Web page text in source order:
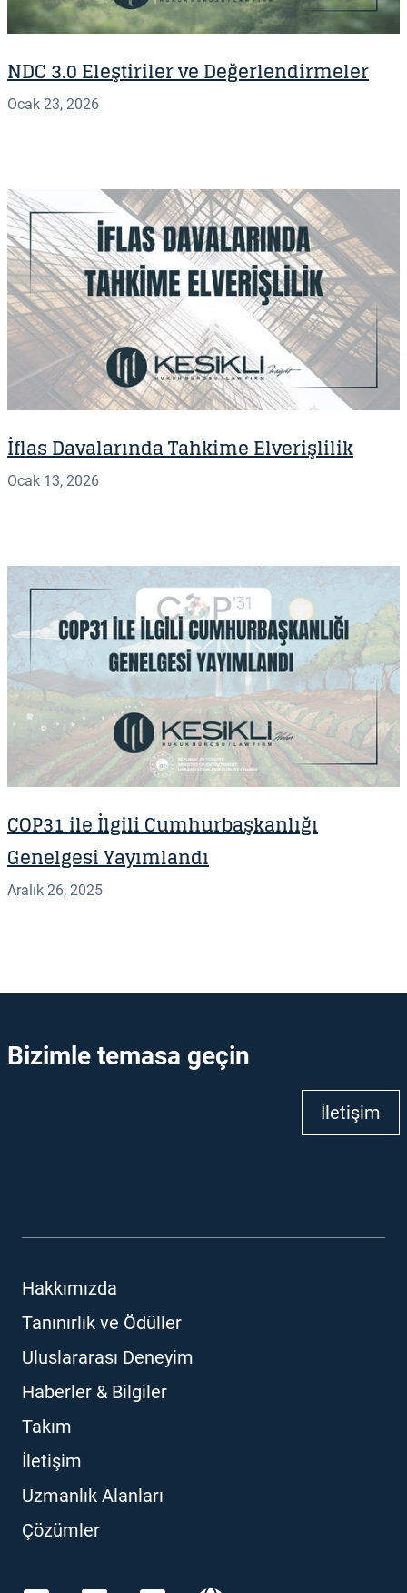
NDC 3.0 Eleştiriler ve Değerlendirmeler
Ocak 23, 2026
İflas Davalarında Tahkime Elverişlilik
Ocak 13, 2026
COP31 ile İlgili Cumhurbaşkanlığı
Genelgesi Yayımlandı
Aralık 26, 2025
Bizimle temasa geçin
İletişim
Hakkımızda
Tanınırlık ve Ödüller
Uluslararası Deneyim
Haberler & Bilgiler
Takım
İletişim
Uzmanlık Alanları
Çözümler